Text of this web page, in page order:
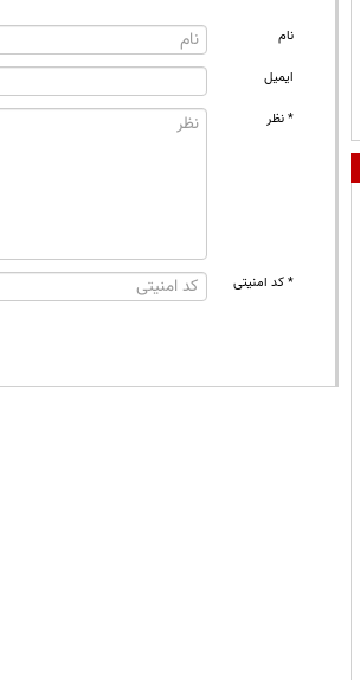
نام
ایمیل
* نظر
* کد امنیتی